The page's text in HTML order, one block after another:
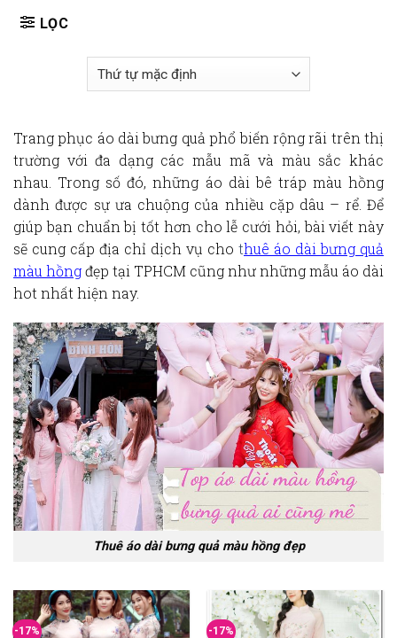
LỌC
Trang phục áo dài bưng quả phổ biến rộng rãi trên thị
trường với đa dạng các mẫu mã và màu sắc khác
nhau. Trong số đó, những áo dài bê tráp màu hồng
dành được sự ưa chuộng của nhiều cặp dâu – rể. Để
giúp bạn chuẩn bị tốt hơn cho lễ cưới hỏi, bài viết này
sẽ cung cấp địa chỉ dịch vụ cho thuê áo dài bưng quả
màu hồngđẹp tại TPHCM cũng như những mẫu áo dài
hot nhất hiện nay.
Thuê áo dài bưng quả màu hồng đẹp
-17% -17%